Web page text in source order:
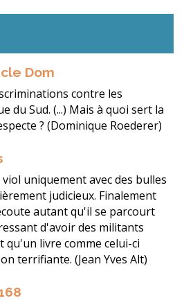
Dom
contre les
du Sud. (...) Mais à quoi sert la
? (Dominique Roederer)
uniquement avec des bulles
judicieux. Finalement
autant qu'il se parcourt
d'avoir des militants
livre comme celui-ci
terrifiante. (Jean Yves Alt)